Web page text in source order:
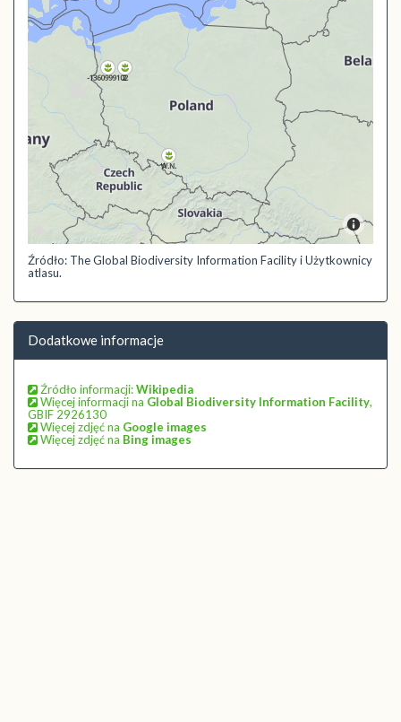
Źródło: The Global Biodiversity Information Facility i Użytkownicy
atlasu.
Dodatkowe informacje
Źródło informacji:Wikipedia
Więcej informacji na Global Biodiversity Information Facility,
GBIF 2926130
Więcej zdjęć na Google images
Więcej zdjęć na Bing images